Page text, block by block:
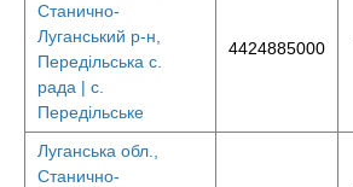
Станично-
Луганський р-н,
Передільська с.
рада | с.
Передільське
4424885000
Луганська обл.,
Станично-